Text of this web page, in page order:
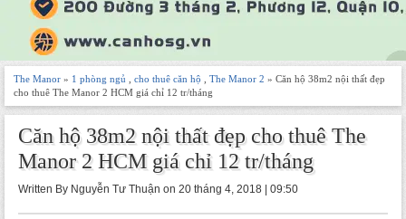
The Manor » 1 phòng ngủ cho thuê căn hộ The Manor 2 » Căn hộ 38m2 nội thất đẹp
cho thuê The Manor 2 HCM giá chỉ 12 tr/tháng
Căn hộ 38m2 nội thất đẹp cho thuê The
Manor 2 HCM giá chỉ 12 tr/tháng
Written By Nguyễn Tư Thuận on 20 tháng 4, 2018 | 09:50